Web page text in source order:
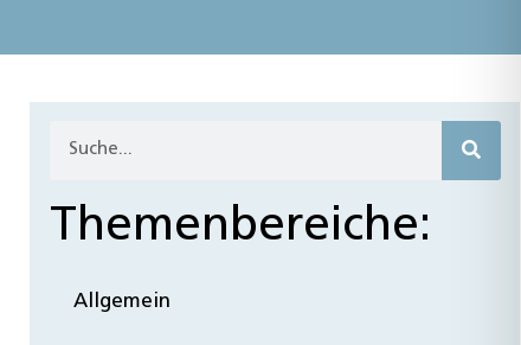
Themenbereiche:
Allgemein